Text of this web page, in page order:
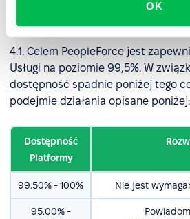
OK
4. Dostępność
4.1. Celem PeopleForce jest
Usługi na poziomie 99,5%. W
dostępność spadnie poniżej tego
podejmie działania opisane poniżej:
Dostępność
Platformy
99.50% - 100% Nie jest
95.00% -